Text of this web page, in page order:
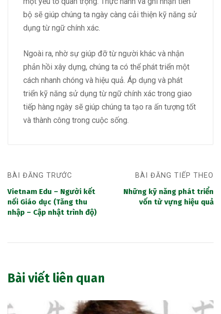
bộ sẽ giúp chúng ta ngày càng cải thiện kỹ năng sử
dụng từ ngữ chính xác.
Ngoài ra, nhờ sự giúp đỡ từ người khác và nhận
phản hồi xây dựng, chúng ta có thể phát triển một
cách nhanh chóng và hiệu quả. Áp dụng và phát
triển kỹ năng sử dụng từ ngữ chính xác trong giao
tiếp hàng ngày sẽ giúp chúng ta tạo ra ấn tượng tốt
và thành công trong cuộc sống.
BÀI ĐĂNG TRƯỚC
Vietnam Edu – Người kết
nối Giáo dục (Tăng thu
nhập – Cập nhật trình độ)
BÀI ĐĂNG TIẾP THEO
Những kỹ năng phát triển
vốn từ vựng hiệu quả
Bài viết liên quan